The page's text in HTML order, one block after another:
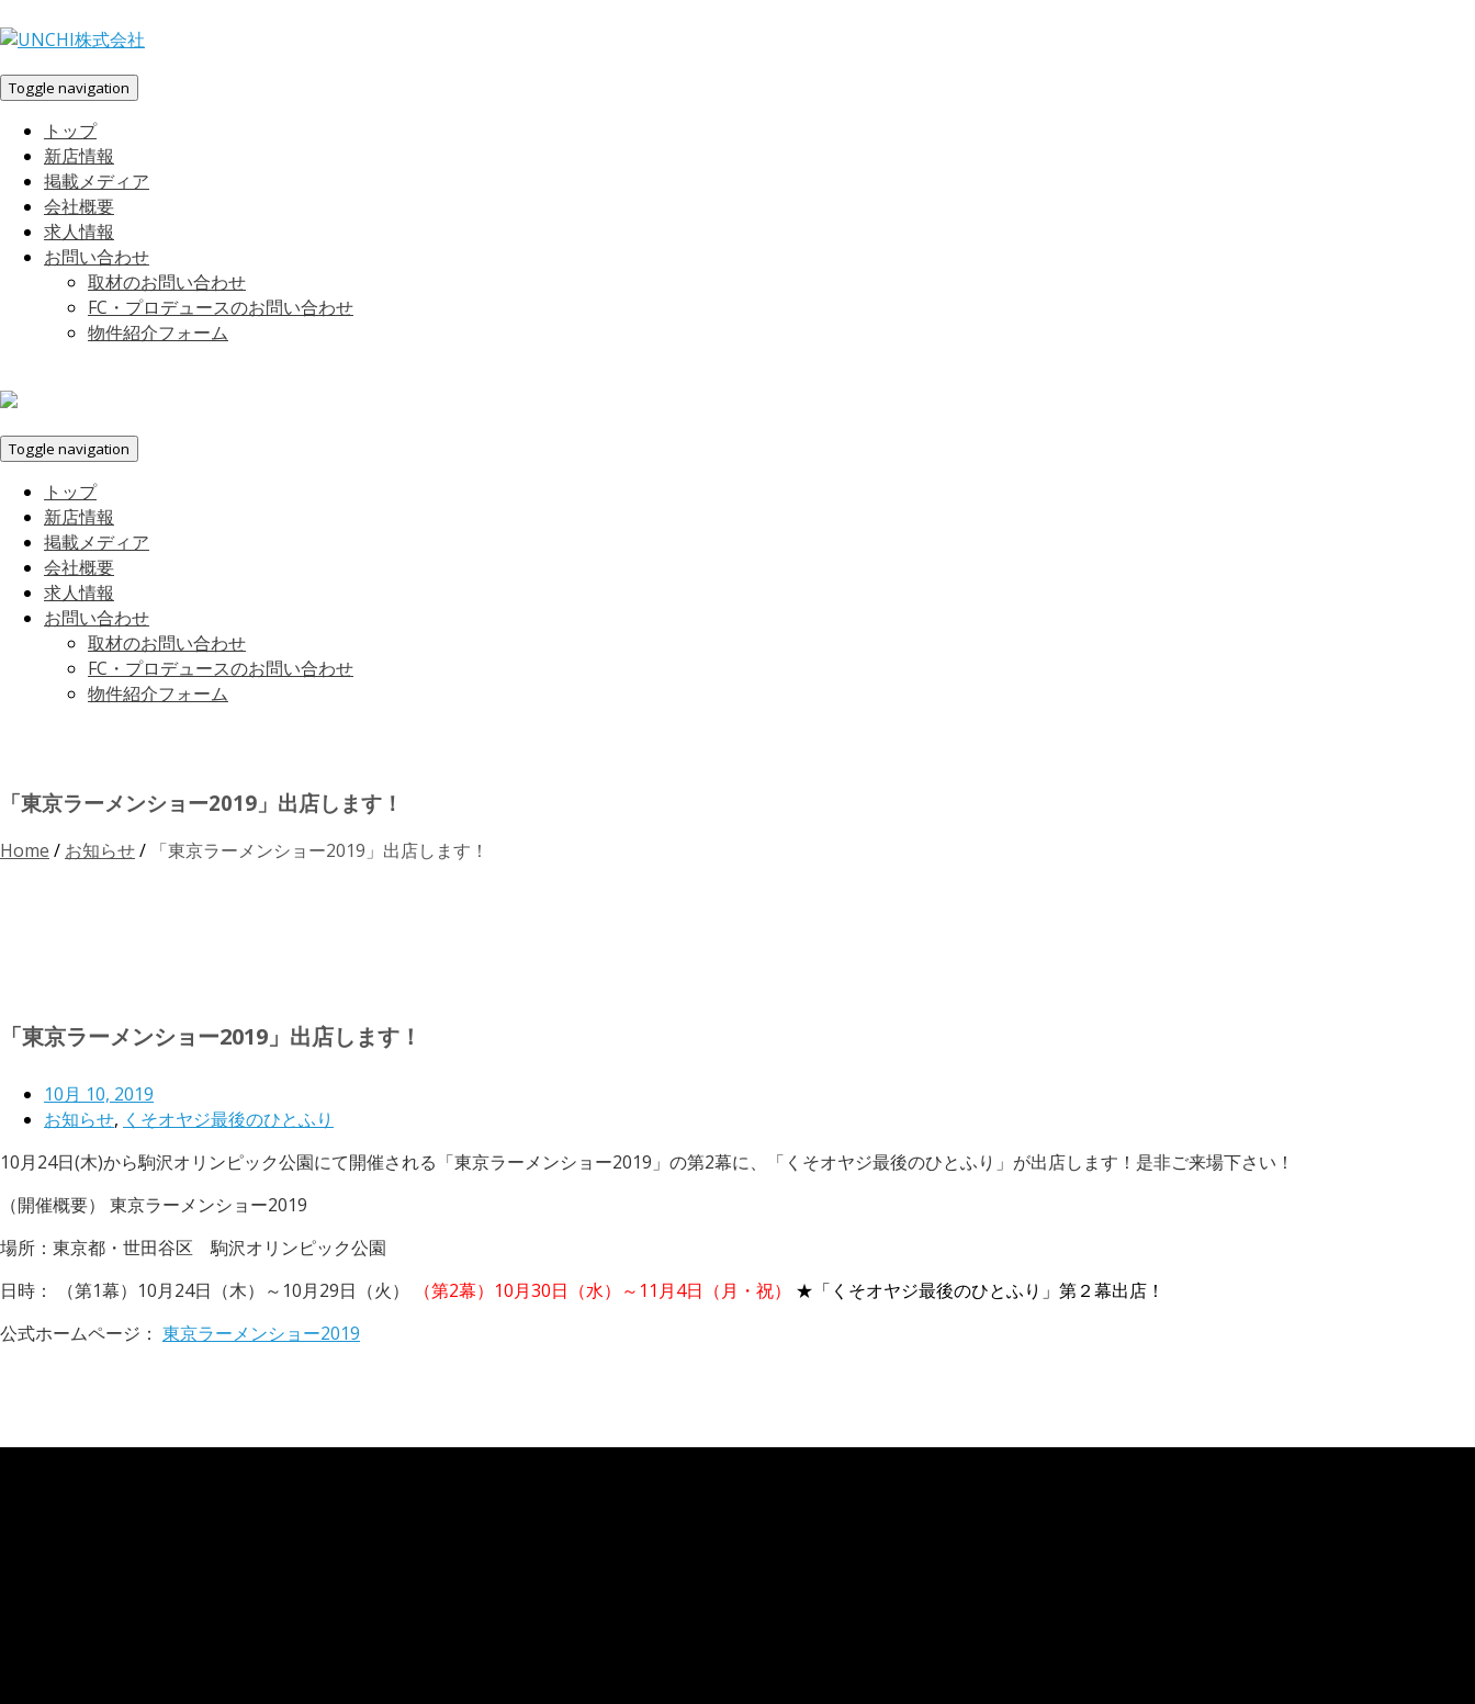
Toggle navigation
トップ
新店情報
掲載メディア
会社概要
求人情報
お問い合わせ
取材のお問い合わせ
FC・プロデュースのお問い合わせ
物件紹介フォーム
Toggle navigation
トップ
新店情報
掲載メディア
会社概要
求人情報
お問い合わせ
取材のお問い合わせ
FC・プロデュースのお問い合わせ
物件紹介フォーム
「東京ラーメンショー2019」出店します！
Home / お知らせ/ 「東京ラーメンショー2019」出店します！
「東京ラーメンショー2019」出店します！
10月 10, 2019
お知らせ, くそオヤジ最後のひとふり
10月24日(木)から駒沢オリンピック公園にて開催される「東京ラーメンショー2019」の第2幕に、「くそオヤジ最後のひとふり」が出店します！是非ご来場下さい！
（開催概要） 東京ラーメンショー2019
場所：東京都・世田谷区 駒沢オリンピック公園
日時： （第1幕）10月24日（木）～10月29日（火）
（第2幕）10月30日（水）～11月4日（月・祝） ★「くそオヤジ最後のひとふり」第２幕出店！
公式ホームページ： 東京ラーメンショー2019